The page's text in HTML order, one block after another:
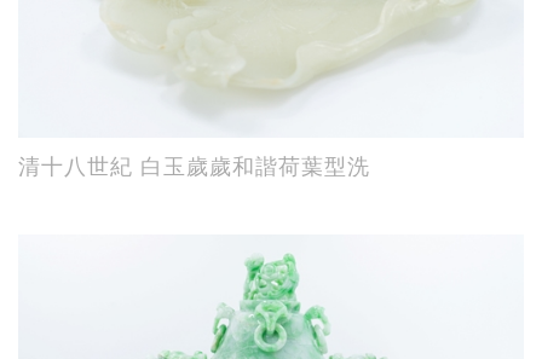
清十八世紀 白玉歲歲和諧荷葉型洗